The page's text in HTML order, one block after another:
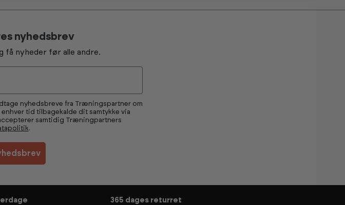
nyhedsbrev
få nyheder før alle andre.
nyhedsbreve fra Træningspartner om
tid tilbagekalde dit samtykke via
samtidig Træningpartners
.
365 dages returret